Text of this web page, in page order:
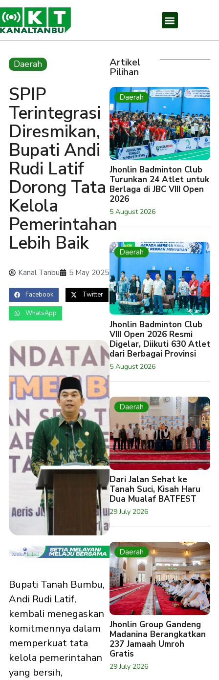
Daerah
SPIP
Terintegrasi
Diresmikan,
Bupati Andi
Rudi Latif
Dorong Tata
Kelola
Pemerintahan
Lebih Baik
Kanal Tanbu 5 May 2025
Facebook Twitter
WhatsApp
Bupati Tanah Bumbu,
Andi Rudi Latif,
kembali menegaskan
komitmennya dalam
memperkuat tata
kelola pemerintahan
yang bersih,
Artikel
Pilihan
Daerah
Jhonlin Badminton Club
Turunkan 24 Atlet untuk
Berlaga di JBC VIII Open
2026
5 August 2026
Daerah
Jhonlin Badminton Club
VIII Open 2026 Resmi
Digelar, Diikuti 630 Atlet
dari Berbagai Provinsi
5 August 2026
Daerah
Dari Jalan Sehat ke
Tanah Suci, Kisah Haru
Dua Mualaf BATFEST
29 July 2026
Daerah
Jhonlin Group Gandeng
Madanina Berangkatkan
237 Jamaah Umroh
Gratis
29 July 2026